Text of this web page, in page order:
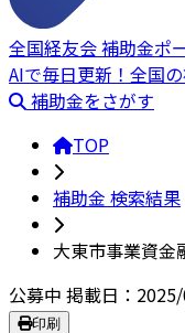
全国経友会 補助金ポ
AIで毎日更新！全国
補助金をさがす
TOP
補助金 検索結果
大東市事業資金
公募中 掲載日：
印刷